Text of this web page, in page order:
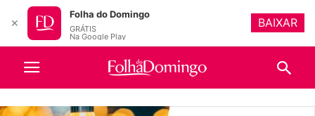
✕
Folha do Domingo
GRÁTIS
Na Google Play
BAIXAR